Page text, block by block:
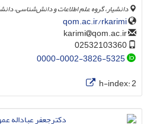
دانشیار، گروه علم اطلاعات و دانش‌شناسی،
qom.ac.ir/rkarimi
qom.ac.ir
0000-0002-3826-5325
h-index:2